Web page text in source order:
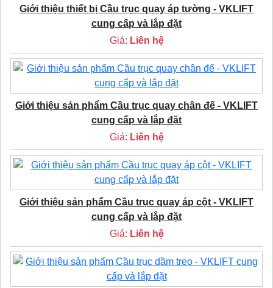
Giới thiệu thiết bị Cầu trục quay áp tường - VKLIFT
cung cấp và lắp đặt
Giá: Liên hệ
Giới thiệu sản phẩm Cầu trục quay chân đế - VKLIFT
cung cấp và lắp đặt
Giá: Liên hệ
Giới thiệu sản phẩm Cầu trục quay áp cột - VKLIFT
cung cấp và lắp đặt
Giá: Liên hệ